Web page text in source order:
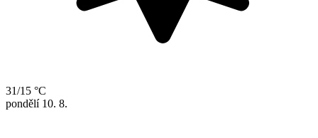
31/15 °C
pondělí 10. 8.